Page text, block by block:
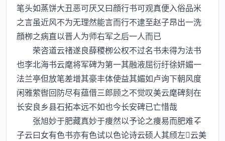
笔头如蒸饼大丑恶可厌又曰顔行书可观真便入俗品米
之言虽近风不为无理然能言而行不逮至赵子昂出一洗
顔栁之病直以晋人为师右军之后一人而已
荣咨道云禇遂良薛稷栁公权不过名书未得为法书
也李北海书云麾将军碑为第一其融液屈衍纡徐妍媚一
法兰亭但放笔差增其豪丰体使益其媚如卢询下朝风度
闲雅萦辔回防尽有蕴借三郎顾之不觉叹美云麾碑刻在
长安良乡县石拓本远不如也今长安碑已亡惜哉
张旭妙于肥藏真妙于痩然以予论之痩易而肥难
子云曰女有色书亦有色试以色论诗云硕人其颀左云美